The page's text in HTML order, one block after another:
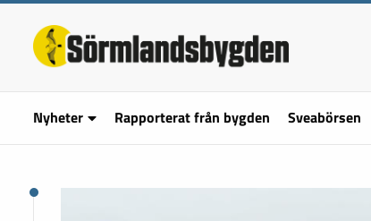
Nyheter Rapporterat från bygden Sveabörsen